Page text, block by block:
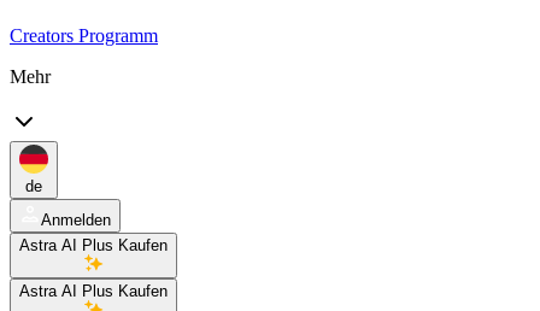
Creators Programm
Mehr
de
Anmelden
Astra AI Plus Kaufen
Astra AI Plus Kaufen